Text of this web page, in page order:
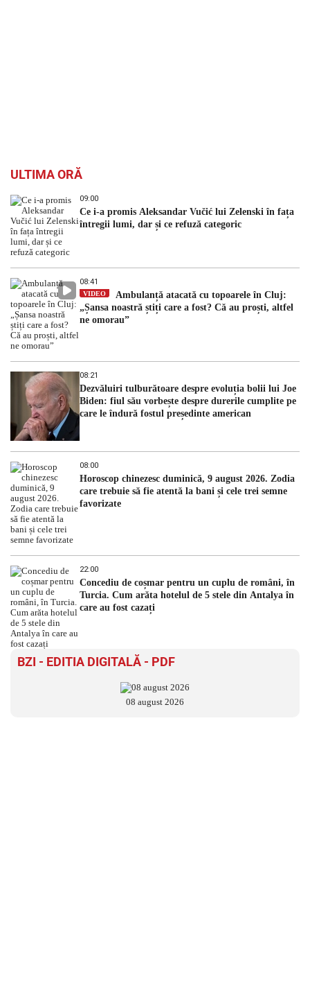
ULTIMA ORĂ
09:00
Ce i-a promis Aleksandar Vučić lui Zelenski în fața
întregii lumi, dar și ce refuză categoric
08:41
VIDEO
Ambulanță atacată cu topoarele în Cluj:
„Șansa noastră știți care a fost? Că au proști, altfel
ne omorau”
08:21
Dezvăluiri tulburătoare despre evoluția bolii lui Joe
Biden: fiul său vorbește despre durerile cumplite pe
care le îndură fostul președinte american
08:00
Horoscop chinezesc duminică, 9 august 2026. Zodia
care trebuie să fie atentă la bani și cele trei semne
favorizate
22:00
Concediu de coșmar pentru un cuplu de români, în
Turcia. Cum arăta hotelul de 5 stele din Antalya în
care au fost cazați
BZI - EDITIA DIGITALĂ - PDF
08 august 2026